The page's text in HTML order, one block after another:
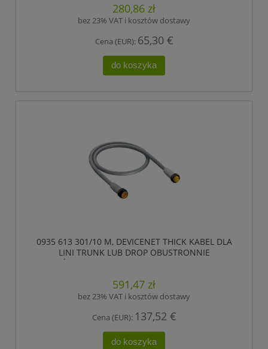
LUMBERG AUTOMATION
280,86 zł
bez 23% VAT i kosztów dostawy
Cena (EUR): 65,30 €
do koszyka
0935 613 301/10 M, DEVICENET THICK KABEL DLA
LINI TRUNK LUB DROP OBUSTRONNIE
ZAKOŃCZONY KONFEKCJONOWANY, 5 POLOWY
ZŁĄCZA ŻEŃSKIEGO PROSTEGO 7/8 ., LUMBERG
AUTOMATION
591,47 zł
bez 23% VAT i kosztów dostawy
Cena (EUR): 137,52 €
do koszyka